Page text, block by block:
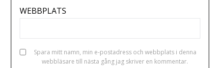
WEBBPLATS
Spara mitt namn, min e-postadress och webbplats i denna
webbläsare till nästa gång jag skriver en kommentar.